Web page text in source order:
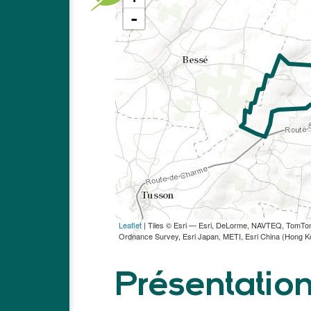
-
Leaflet| Tiles © Esri — Esri, DeLorme, NAVTEQ,
Ordnance Survey, Esri Japan, METI, Esri China (Hong